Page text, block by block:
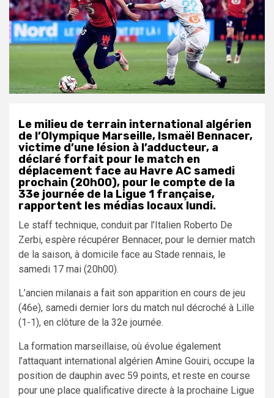
Le milieu de terrain international algérien
de l’Olympique Marseille, Ismaël Bennacer,
victime d’une lésion à l’adducteur, a
déclaré forfait pour le match en
déplacement face au Havre AC samedi
prochain (20h00), pour le compte de la
33e journée de la Ligue 1 française,
rapportent les médias locaux lundi.
Le staff technique, conduit par l’Italien Roberto De
Zerbi, espère récupérer Bennacer, pour le dernier match
de la saison, à domicile face au Stade rennais, le
samedi 17 mai (20h00).
L’ancien milanais a fait son apparition en cours de jeu
(46e), samedi dernier lors du match nul décroché à Lille
(1-1), en clôture de la 32e journée.
La formation marseillaise, où évolue également
l’attaquant international algérien Amine Gouiri, occupe la
position de dauphin avec 59 points, et reste en course
pour une place qualificative directe à la prochaine Ligue